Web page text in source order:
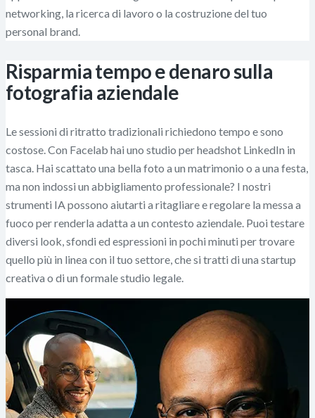
networking, la ricerca di lavoro o la costruzione del tuo
personal brand.
Risparmia tempo e denaro sulla
fotografia aziendale
Le sessioni di ritratto tradizionali richiedono tempo e sono
costose. Con Facelab hai uno studio per headshot LinkedIn in
tasca. Hai scattato una bella foto a un matrimonio o a una festa,
ma non indossi un abbigliamento professionale? I nostri
strumenti IA possono aiutarti a ritagliare e regolare la messa a
fuoco per renderla adatta a un contesto aziendale. Puoi testare
diversi look, sfondi ed espressioni in pochi minuti per trovare
quello più in linea con il tuo settore, che si tratti di una startup
creativa o di un formale studio legale.